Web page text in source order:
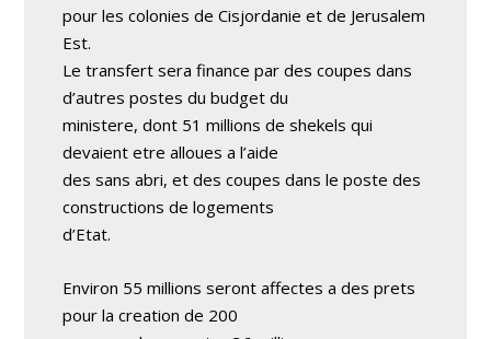
pour les colonies de Cisjordanie et de Jerusalem
Est.
Le transfert sera finance par des coupes dans
d’autres postes du budget du
ministere, dont 51 millions de shekels qui
devaient etre alloues a l’aide
des sans abri, et des coupes dans le poste des
constructions de logements
d’Etat.
Environ 55 millions seront affectes a des prets
pour la creation de 200